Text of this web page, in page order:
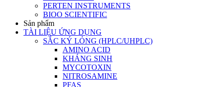
PERTEN INSTRUMENTS
BIOO SCIENTIFIC
Sản phẩm
TÀI LIỆU ỨNG DỤNG
SẮC KÝ LỎNG (HPLC/UHPLC)
AMINO ACID
KHÁNG SINH
MYCOTOXIN
NITROSAMINE
PFAS